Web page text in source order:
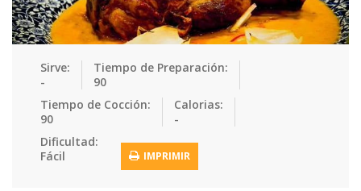
Pescados Pizzas Platos Fue… Pollo
Postres Recetas de… Recetas Do… Recetas Fá…
Recetas Me… Recetas Na…
Sandwiches Snacks
Tacos
Sirve:
-
Tiempo de Preparación:
90
Tiempo de Cocción:
90
Calorias:
-
Dificultad:
Fácil
IMPRIMIR